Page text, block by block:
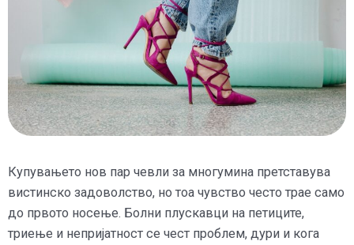
Купувањето нов пар чевли за многумина претставува
вистинско задоволство, но тоа чувство често трае само
до првото носење. Болни плускавци на петиците,
триење и непријатност се чест проблем, дури и кога